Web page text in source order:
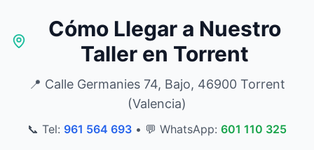
Cómo Llegar a Nuestro
Taller en Torrent
📍 Calle Germanies 74, Bajo, 46900 Torrent
(Valencia)
📞 Tel: 961 564 693 • 💬 WhatsApp: 601 110 325